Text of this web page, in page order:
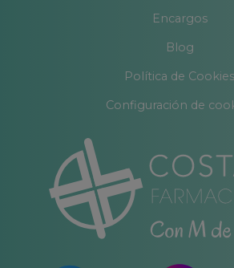
Encargos
Blog
Política de Cookies
Configuración de